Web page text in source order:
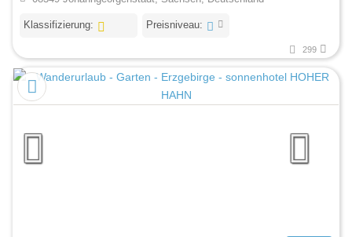
Klassifizierung: Preisniveau:
299